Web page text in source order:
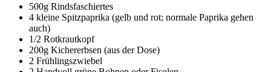
500g Rindsfaschiertes
4 kleine Spitzpaprika (gelb und rot; normale Paprika gehen
auch)
1/2 Rotkrautkopf
200g Kichererbsen (aus der Dose)
2 Frühlingszwiebel